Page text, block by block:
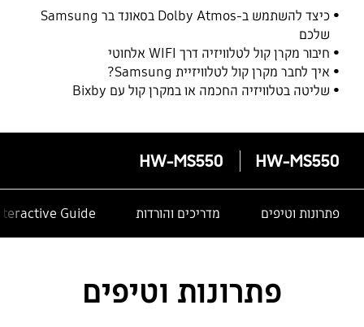
כיצד להשתמש ב-Dolby Atmos בסאונד בר Samsung
שלכם
חיבור מקרן קול לטלוויזיה דרך WIFI אלחוטי
איך לחבר מקרן קול לטלוויזיית Samsung?
שליטה בטלוויזיה החכמה או במקרן קול עם Bixby
HW-MS550
HW-MS550
פתרונות וטיפים מדריכים והורדות Guide
פתרונות וטיפים